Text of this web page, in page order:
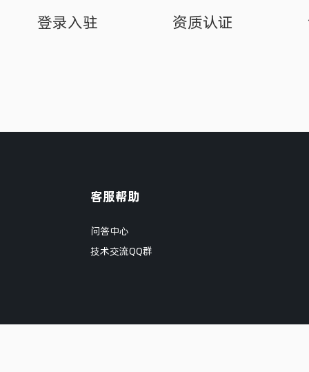
登录入驻 资质认证
客服帮助
问答中心
技术交流QQ群